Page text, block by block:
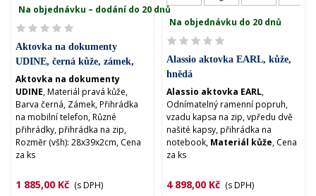
Na objednávku – dodání do 20 dnů
Aktovka na dokumenty
UDINE, černá kůže, zámek,
přihrádka na mobilní telefon
Aktovka na dokumenty
UDINE, Materiál pravá kůže,
Barva černá, Zámek, Přihrádka
na mobilní telefon, Různé
přihrádky, přihrádka na zip,
Rozměr (všh): 28x39x2cm, Cena
za ks
1 885,00 Kč (s DPH)
Na objednávku do 20 dnů
Alassio aktovka EARL, kůže,
hnědá
Alassio aktovka EARL,
Odnímatelný ramenní popruh,
vzadu kapsa na zip, vpředu dvě
našité kapsy, přihrádka na
notebook, Materiál kůže, Cena
za ks
4 898,00 Kč (s DPH)